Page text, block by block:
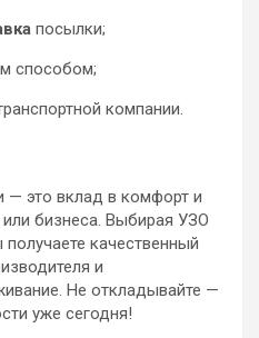
посылки;
способом;
компании.
— это вклад в комфорт и
бизнеса. Выбирая УЗО
качественный
и
Не откладывайте —
уже сегодня!